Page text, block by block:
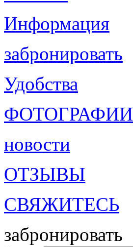
Информация
забронировать
Удобства
ФОТОГРАФИИ
новости
ОТЗЫВЫ
СВЯЖИТЕСЬ
забронировать